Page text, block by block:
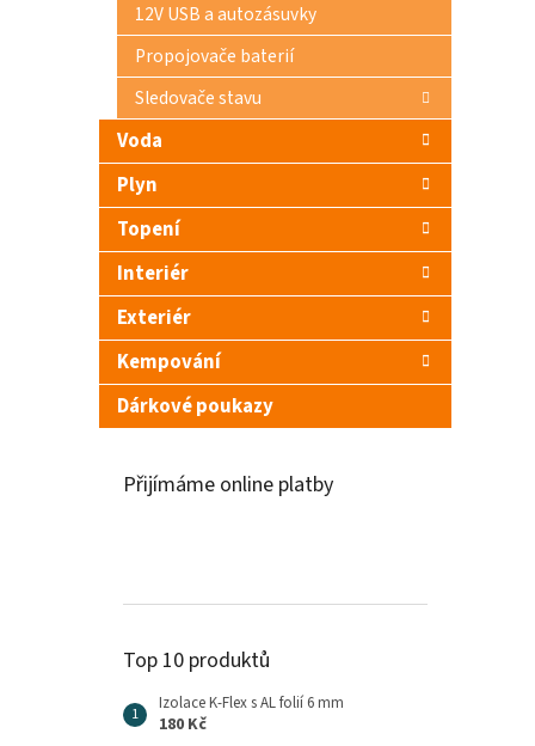
12V USB a autozásuvky
Propojovače baterií
Sledovače stavu
Voda
Plyn
Topení
Interiér
Exteriér
Kempování
Dárkové poukazy
Přijímáme online platby
Top 10 produktů
Izolace K-Flex s AL folií 6 mm
180 Kč